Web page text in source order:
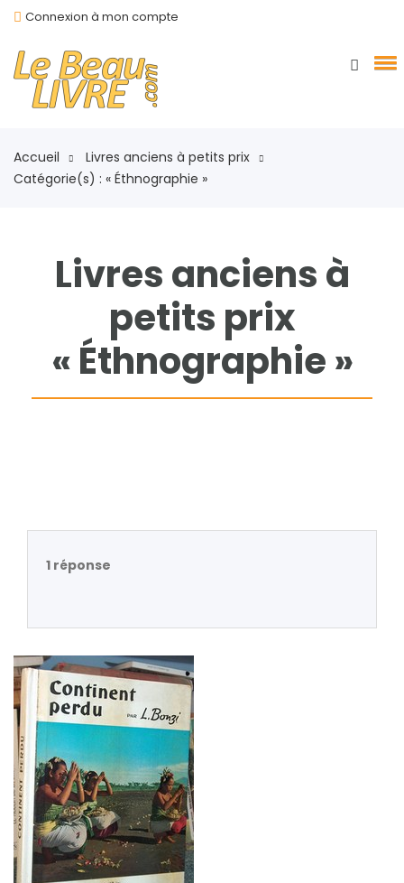
Connexion à mon compte
Accueil
Livres anciens à petits prix
Catégorie(s) : « Éthnographie »
Livres anciens à
petits prix
« Éthnographie »
1 réponse